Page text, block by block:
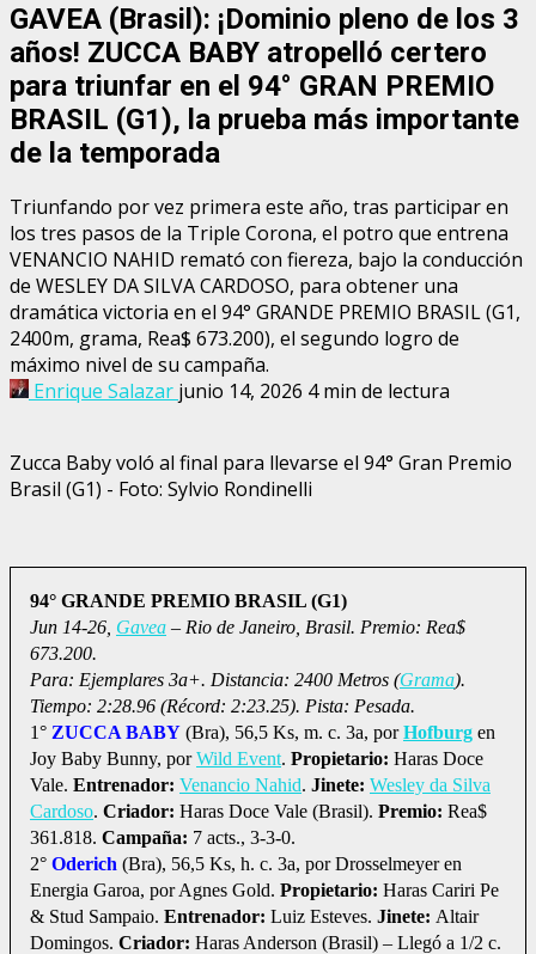
GAVEA (Brasil): ¡Dominio pleno de los 3
años! ZUCCA BABY atropelló certero
para triunfar en el 94° GRAN PREMIO
BRASIL (G1), la prueba más importante
de la temporada
Triunfando por vez primera este año, tras participar en
los tres pasos de la Triple Corona, el potro que entrena
VENANCIO NAHID remató con fiereza, bajo la conducción
de WESLEY DA SILVA CARDOSO, para obtener una
dramática victoria en el 94° GRANDE PREMIO BRASIL (G1,
2400m, grama, Rea$ 673.200), el segundo logro de
máximo nivel de su campaña.
Enrique Salazar junio 14, 2026 4 min de lectura
Zucca Baby voló al final para llevarse el 94° Gran Premio
Brasil (G1) - Foto: Sylvio Rondinelli
94° GRANDE PREMIO BRASIL (G1)
Jun 14-26, Gavea – Rio de Janeiro, Brasil. Premio: Rea$
673.200.
Para: Ejemplares 3a+. Distancia: 2400 Metros (Grama).
Tiempo: 2:28.96 (Récord: 2:23.25). Pista: Pesada.
1° ZUCCA BABY (Bra), 56,5 Ks, m. c. 3a, porHofburg en
Joy Baby Bunny, porWild Event. Propietario: Haras Doce
Vale. Entrenador: Venancio Nahid. Jinete: Wesley da Silva
Cardoso. Criador: Haras Doce Vale (Brasil). Premio: Rea$
361.818. Campaña: 7 acts., 3-3-0.
2° Oderich (Bra), 56,5 Ks, h. c. 3a, por Drosselmeyer en
Energia Garoa, por Agnes Gold. Propietario: Haras Cariri Pe
& Stud Sampaio. Entrenador: Luiz Esteves. Jinete: Altair
Domingos. Criador: Haras Anderson (Brasil) – Llegó a 1/2 c.